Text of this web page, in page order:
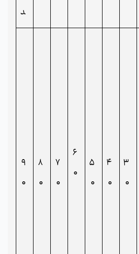
د
3
0
4
0
5
0
6
0
7
0
8
0
9
0